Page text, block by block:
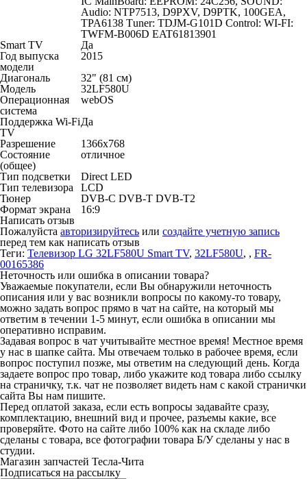
Audio: NTP7513, D9PXV, D9PTK, 100GEA,
TPA6138 Тuner: TDJM-G101D Control: WI-FI:
TWFM-B006D EAT61813901
Smart TV
Да
Год выпуска
модели
2015
Диагональ
32" (81 см)
Модель
32LF580U
Операционная
система
webOS
Поддержка Wi-Fi
TV
Да
Разрешение
1366x768
Состояние
(общее)
отличное
Тип подсветки
Direct LED
Тип телевизора
LCD
Тюнер
DVB-C DVB-T DVB-T2
Формат экрана
16:9
Написать отзыв
Пожалуйста авторизируйтесь или создайте учетную запись
перед тем как написать отзыв
Теги: Телевизор LG 32LF580U Smart TV, 32LF580U, , FR-
00165386
Неточность или ошибка в описании товара?
Уважаемые покупатели, если Вы обнаружили неточность
описания или у вас возникли вопросы по какому-то товару,
можно задать вопрос прямо в чат на сайте, на который мы
ответим в течении 1-5 минут, если ошибка в описании мы
оперативно исправим.
Задавая вопрос в чат учитывайте местное время! Местное время
у нас в шапке сайта. Мы отвечаем только в рабочее время, если
вопрос поступил позже, мы ответим на следующий день. Когда
задаете вопрос про товар, либо укажите код товара либо ссылку
на страничку, т.к. чат не позволяет видеть нам с какой странички
сайта Вы нам пишите.
Перед оплатой заказа, если есть вопросы задавайте сразу,
комплектацию, внешний вид и прочее, разъемы какие, все
проверяйте. Фото на сайте либо 100% как на складе либо
сделаны с товара, все фотографии товара Б/У сделаны у нас в
студии.
Магазин запчастей Тесла-Чита
Подписаться на рассылку